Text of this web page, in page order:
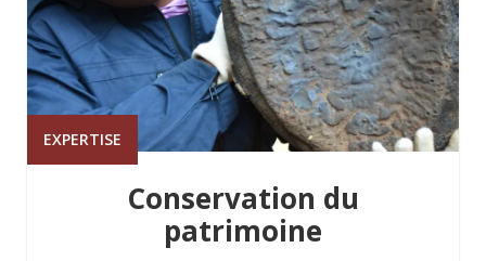
EXPERTISE
Conservation du
patrimoine